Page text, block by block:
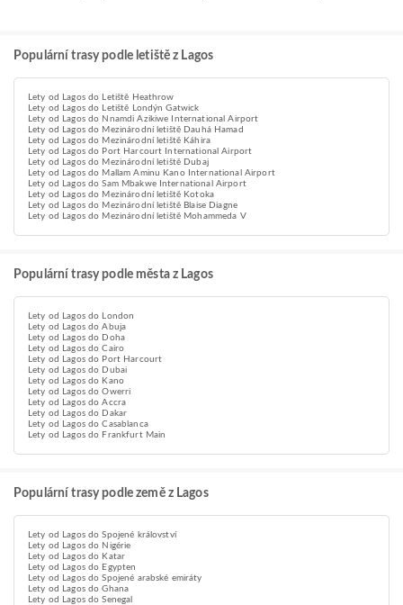
Populární trasy podle letiště z Lagos
Lety od Lagos do Letiště Heathrow
Lety od Lagos do Letiště Londýn Gatwick
Lety od Lagos do Nnamdi Azikiwe International Airport
Lety od Lagos do Mezinárodní letiště Dauhá Hamad
Lety od Lagos do Mezinárodní letiště Káhira
Lety od Lagos do Port Harcourt International Airport
Lety od Lagos do Mezinárodní letiště Dubaj
Lety od Lagos do Mallam Aminu Kano International Airport
Lety od Lagos do Sam Mbakwe International Airport
Lety od Lagos do Mezinárodní letiště Kotoka
Lety od Lagos do Mezinárodní letiště Blaise Diagne
Lety od Lagos do Mezinárodní letiště Mohammeda V
Populární trasy podle města z Lagos
Lety od Lagos do London
Lety od Lagos do Abuja
Lety od Lagos do Doha
Lety od Lagos do Cairo
Lety od Lagos do Port Harcourt
Lety od Lagos do Dubai
Lety od Lagos do Kano
Lety od Lagos do Owerri
Lety od Lagos do Accra
Lety od Lagos do Dakar
Lety od Lagos do Casablanca
Lety od Lagos do Frankfurt Main
Populární trasy podle země z Lagos
Lety od Lagos do Spojené království
Lety od Lagos do Nigérie
Lety od Lagos do Katar
Lety od Lagos do Egypten
Lety od Lagos do Spojené arabské emiráty
Lety od Lagos do Ghana
Lety od Lagos do Senegal